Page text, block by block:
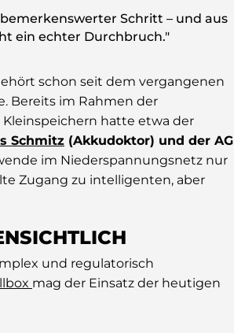
Schritt – und aus
ein echter Durchbruch."
schon seit dem vergangenen
Bereits im Rahmen der
hatte etwa der
Schmitz (Akkudoktor) und der AG
im Niederspannungsnetz nur
Zugang zu intelligenten, aber
und regulatorisch
mag der Einsatz der heutigen